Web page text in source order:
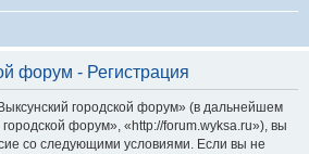
форум - Регистрация
городской форум» (в дальнейшем
форум», «http://forum.wyksa.ru»), вы
со следующими условиями. Если вы не